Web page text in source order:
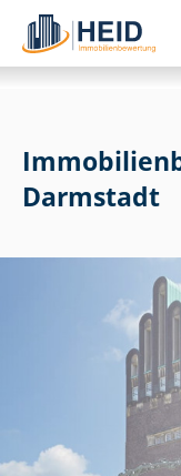
Darmstadt